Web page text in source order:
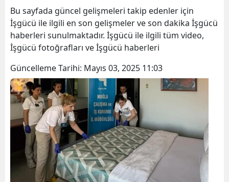
Bu sayfada güncel gelişmeleri takip edenler için
İşgücü ile ilgili en son gelişmeler ve son dakika İşgücü
haberleri sunulmaktadır. İşgücü ile ilgili tüm video,
İşgücü fotoğrafları ve İşgücü haberleri
Güncelleme Tarihi: Mayıs 03, 2025 11:03